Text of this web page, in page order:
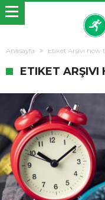
Anasayfa Etiket Arşivi how
ETIKET